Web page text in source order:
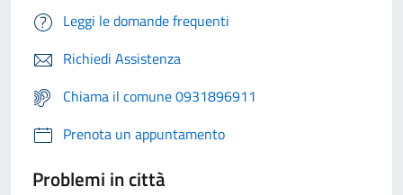
Leggi le domande frequenti
Richiedi Assistenza
Chiama il comune 0931896911
Prenota un appuntamento
Problemi in città